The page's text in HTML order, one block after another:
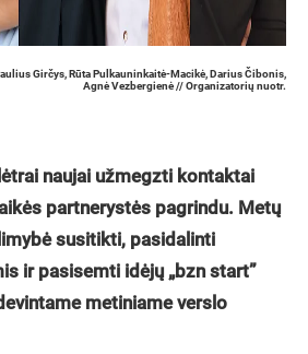
Girčys, Rūta Pulkauninkaitė-Macikė, Darius Čibonis,
Agnė Vezbergienė // Organizatorių nuotr.
naujai užmegzti kontaktai
partnerystės pagrindu. Metų
susitikti, pasidalinti
ir pasisemti idėjų „bzn start”
metiniame verslo